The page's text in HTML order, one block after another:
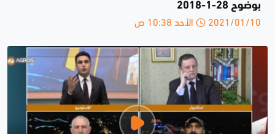
بوضوح 28-1-2018
2021/01/10 الأحد 10:38 ص